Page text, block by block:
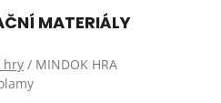
MATERIÁLY
hry / MINDOK HRA